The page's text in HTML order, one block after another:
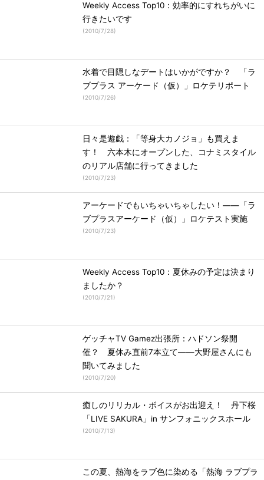
Weekly Access Top10：効率的にすれちがいに
行きたいです
(2010/7/28)
水着で目隠しなデートはいかがですか？ 「ラ
ブプラス アーケード（仮）」ロケテリポート
(2010/7/26)
日々是遊戯：「等身大カノジョ」も買えま
す！ 六本木にオープンした、コナミスタイル
のリアル店舗に行ってきました
(2010/7/23)
アーケードでもいちゃいちゃしたい！――「ラ
ブプラスアーケード（仮）」ロケテスト実施
(2010/7/23)
Weekly Access Top10：夏休みの予定は決まり
ましたか？
(2010/7/21)
ゲッチャTV Gamez出張所：ハドソン祭開
催？ 夏休み直前7本立て――大野屋さんにも
聞いてみました
(2010/7/20)
癒しのリリカル・ボイスがお出迎え！ 丹下桜
「LIVE SAKURA」in サンフォニックスホール
(2010/7/13)
この夏、熱海をラブ色に染める「熱海 ラブプラ